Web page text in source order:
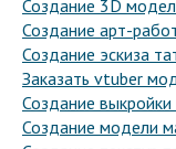
Создание 3D
Создание арт-
Создание эскиза
Заказать vtuber
Создание
Создание модели